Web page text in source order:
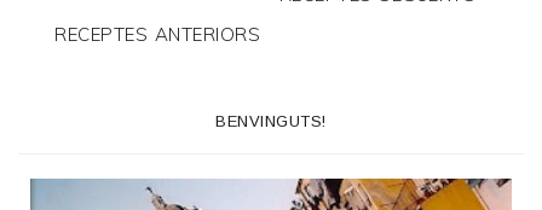
RECEPTES ANTERIORS
BENVINGUTS!